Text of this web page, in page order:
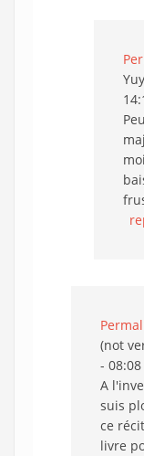
(not
- 08:08
A
suis
ce
livre